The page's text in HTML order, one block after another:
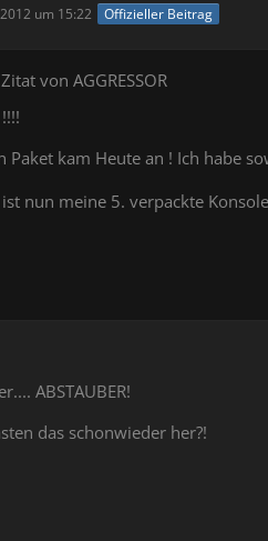
um 15:22 Offizieller Beitrag
Zitat von AGGRESSOR
Paket kam Heute an ! Ich habe
ist nun meine 5. verpackte
ABSTAUBER!
das schonwieder her?!